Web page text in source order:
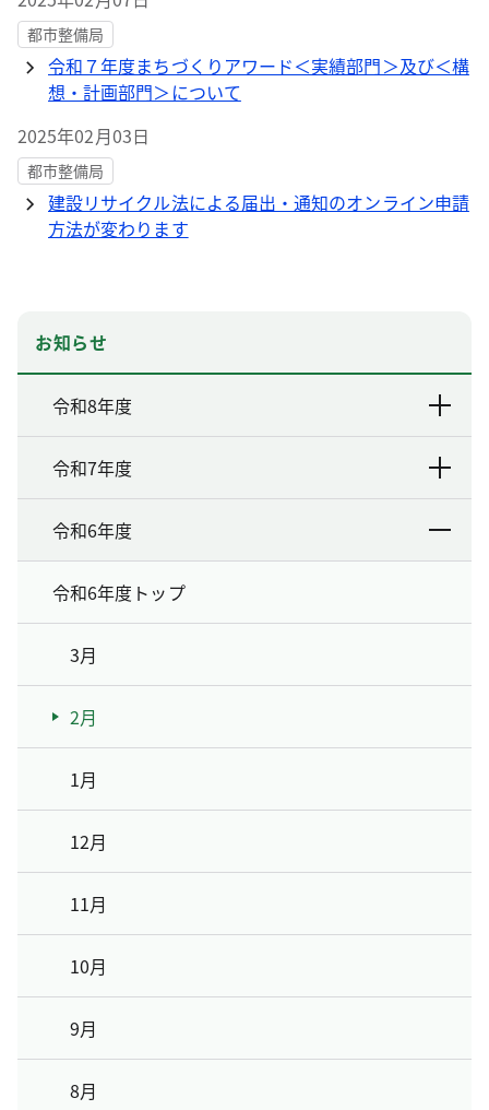
都市整備局
令和７年度まちづくりアワード＜実績部門＞及び＜構
想・計画部門＞について
2025年02月03日
都市整備局
建設リサイクル法による届出・通知のオンライン申請
方法が変わります
お知らせ
令和8年度
令和7年度
令和6年度
令和6年度トップ
3月
2月
1月
12月
11月
10月
9月
8月